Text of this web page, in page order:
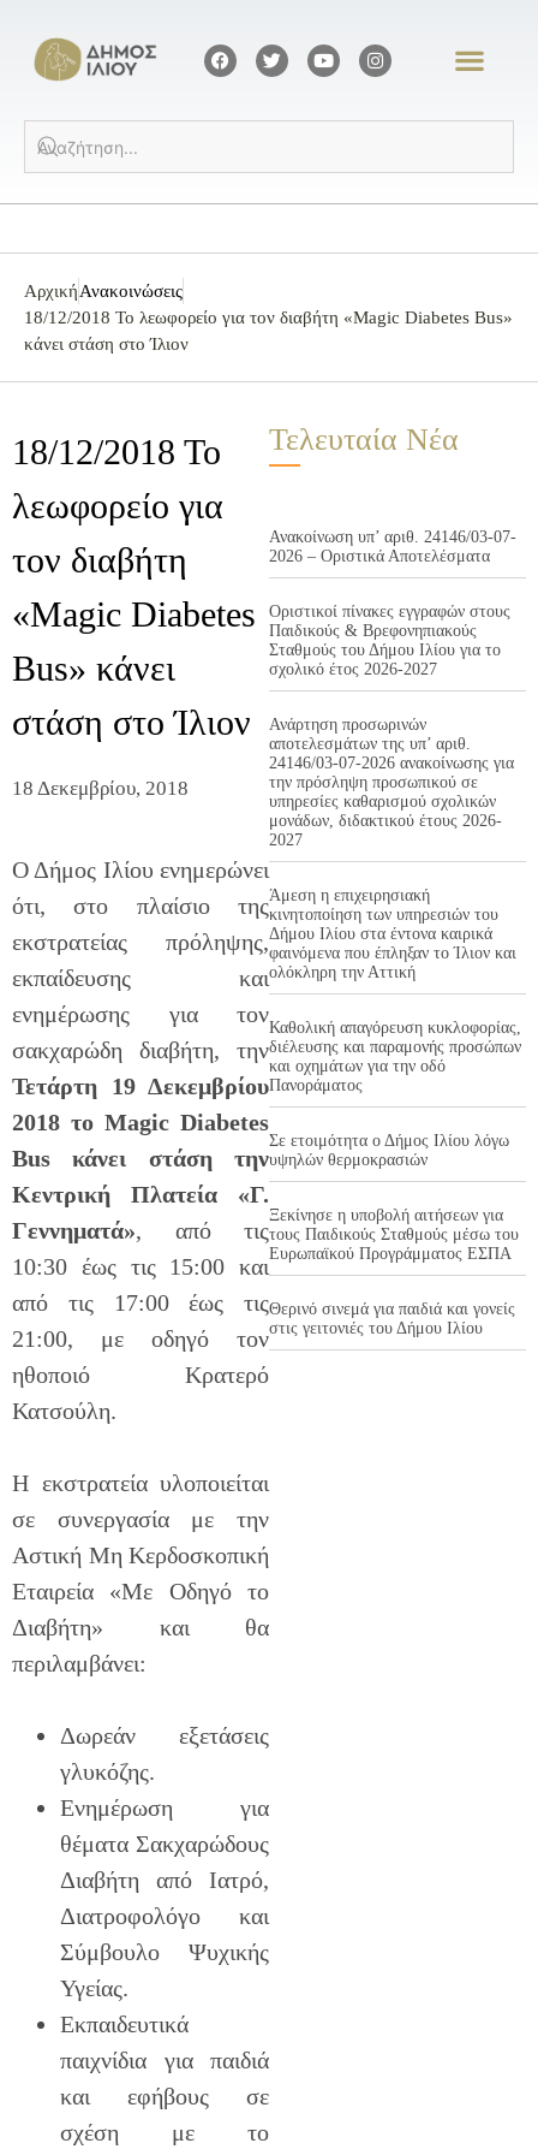
ΑρχικήΑνακοινώσεις
18/12/2018 Το λεωφορείο για τον διαβήτη «Magic Diabetes Bus»
κάνει στάση στο Ίλιον
18/12/2018 Το
λεωφορείο για
τον διαβήτη
«Magic Diabetes
Bus» κάνει
στάση στο Ίλιον
18 Δεκεμβρίου, 2018
Ο Δήμος Ιλίου ενημερώνει
ότι, στο πλαίσιο της
εκστρατείας πρόληψης,
εκπαίδευσης και
ενημέρωσης για τον
σακχαρώδη διαβήτη, την
Τετάρτη 19 Δεκεμβρίου
2018 το Magic Diabetes
Bus κάνει στάση την
Κεντρική Πλατεία «Γ.
Γεννηματά», από τις
10:30 έως τις 15:00 και
από τις 17:00 έως τις
21:00, με οδηγό τον
ηθοποιό Κρατερό
Κατσούλη.
Η εκστρατεία υλοποιείται
σε συνεργασία με την
Αστική Μη Κερδοσκοπική
Εταιρεία «Με Οδηγό το
Διαβήτη» και θα
περιλαμβάνει:
Δωρεάν εξετάσεις
γλυκόζης.
Ενημέρωση για
θέματα Σακχαρώδους
Διαβήτη από Ιατρό,
Διατροφολόγο και
Σύμβουλο Ψυχικής
Υγείας.
Εκπαιδευτικά
παιχνίδια για παιδιά
και εφήβους σε
σχέση με το
Τελευταία Νέα
Ανακοίνωση υπ’ αριθ. 24146/03-07-
2026 – Οριστικά Αποτελέσματα
Οριστικοί πίνακες εγγραφών στους
Παιδικούς & Βρεφονηπιακούς
Σταθμούς του Δήμου Ιλίου για το
σχολικό έτος 2026-2027
Ανάρτηση προσωρινών
αποτελεσμάτων της υπ’ αριθ.
24146/03-07-2026 ανακοίνωσης για
την πρόσληψη προσωπικού σε
υπηρεσίες καθαρισμού σχολικών
μονάδων, διδακτικού έτους 2026-
2027
Άμεση η επιχειρησιακή
κινητοποίηση των υπηρεσιών του
Δήμου Ιλίου στα έντονα καιρικά
φαινόμενα που έπληξαν το Ίλιον και
ολόκληρη την Αττική
Καθολική απαγόρευση κυκλοφορίας,
διέλευσης και παραμονής προσώπων
και οχημάτων για την οδό
Πανοράματος
Σε ετοιμότητα ο Δήμος Ιλίου λόγω
υψηλών θερμοκρασιών
Ξεκίνησε η υποβολή αιτήσεων για
τους Παιδικούς Σταθμούς μέσω του
Ευρωπαϊκού Προγράμματος ΕΣΠΑ
Θερινό σινεμά για παιδιά και γονείς
στις γειτονιές του Δήμου Ιλίου